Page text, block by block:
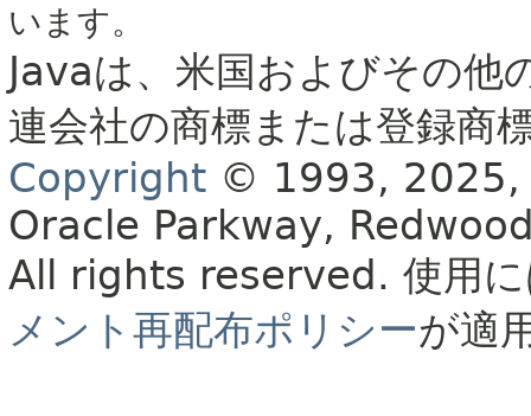
います。
Javaは、米国およびその
連会社の商標または登録商
Copyright © 1993, 2025,
Oracle Parkway,
All rights reserved. 使用
メント再配布ポリシーが適